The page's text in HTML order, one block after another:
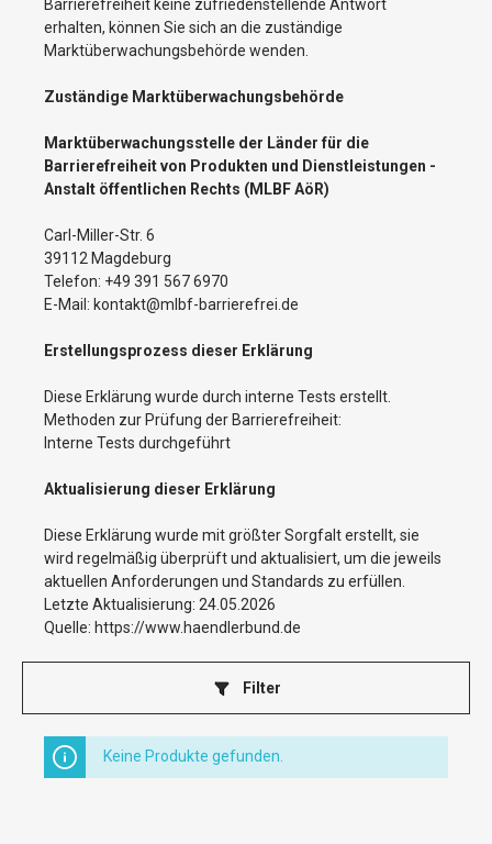
Barrierefreiheit keine zufriedenstellende Antwort
erhalten, können Sie sich an die zuständige
Marktüberwachungsbehörde wenden.
Zuständige Marktüberwachungsbehörde
Marktüberwachungsstelle der Länder für die
Barrierefreiheit von Produkten und Dienstleistungen -
Anstalt öffentlichen Rechts (MLBF AöR)
Carl-Miller-Str. 6
39112 Magdeburg
Telefon: +49 391 567 6970
E-Mail: kontakt@mlbf-barrierefrei.de
Erstellungsprozess dieser Erklärung
Diese Erklärung wurde durch interne Tests erstellt.
Methoden zur Prüfung der Barrierefreiheit:
Interne Tests durchgeführt
Aktualisierung dieser Erklärung
Diese Erklärung wurde mit größter Sorgfalt erstellt, sie
wird regelmäßig überprüft und aktualisiert, um die jeweils
aktuellen Anforderungen und Standards zu erfüllen.
Letzte Aktualisierung: 24.05.2026
Quelle: https://www.haendlerbund.de
Filter
Keine Produkte gefunden.